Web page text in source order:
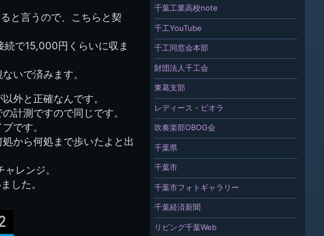
卒業記念ソノ
と言うので、こちらと契
で15,000円くらいに収ま
いで済みます。
外と正確なんです。
計測ですので同じです。
です。
から何処まで歩いたよと出
レンジ。
した。
千葉工業高校note
千工YouTube
千工同窓会本部
財団法人千工会
東葛支部
レディース・ビオラ
吹奏楽部OBOG会
千葉県
千葉市
千葉市フォトギャラリー
千葉経済新聞
リビング千葉Web